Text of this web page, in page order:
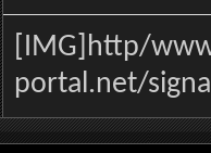
[IMG]http/
portal.net/